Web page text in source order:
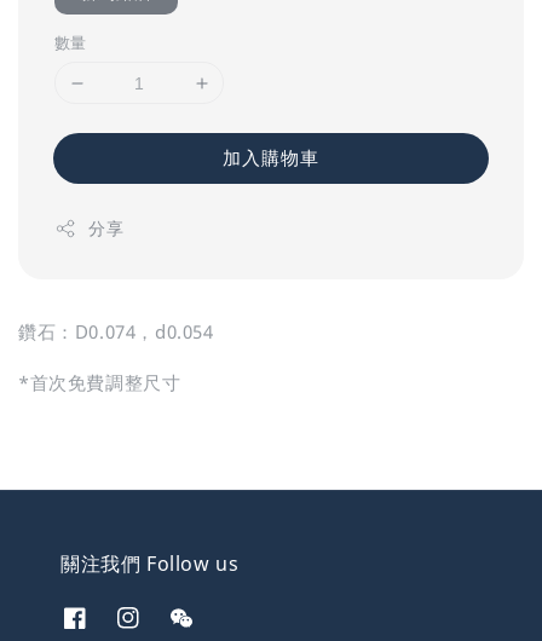
數量
加入購物車
分享
鑽石：D0.074，d0.054
*首次免費調整尺寸
關注我們 Follow us